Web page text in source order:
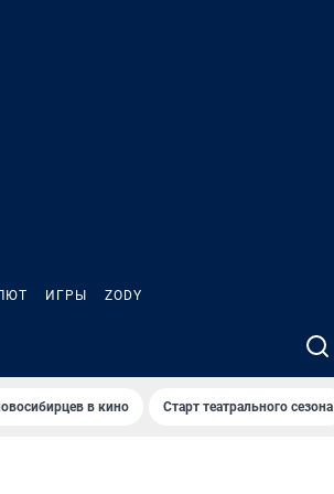
ИГРЫ ZODY
в кино Старт театрального сезона